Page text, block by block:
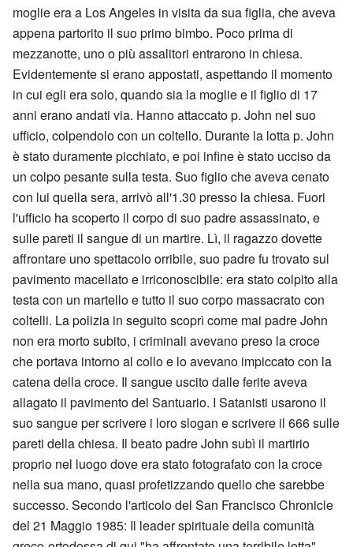
moglie era a Los Angeles in visita da sua figlia, che aveva
appena partorito il suo primo bimbo. Poco prima di
mezzanotte, uno o più assalitori entrarono in chiesa.
Evidentemente si erano appostati, aspettando il momento
in cui egli era solo, quando sia la moglie e il figlio di 17
anni erano andati via. Hanno attaccato p. John nel suo
ufficio, colpendolo con un coltello. Durante la lotta p. John
è stato duramente picchiato, e poi infine è stato ucciso da
un colpo pesante sulla testa. Suo figlio che aveva cenato
con lui quella sera, arrivò all'1.30 presso la chiesa. Fuori
l'ufficio ha scoperto il corpo di suo padre assassinato, e
sulle pareti il sangue di un martire. Lì, il ragazzo dovette
affrontare uno spettacolo orribile, suo padre fu trovato sul
pavimento macellato e irriconoscibile: era stato colpito alla
testa con un martello e tutto il suo corpo massacrato con
coltelli. La polizia in seguito scoprì come mai padre John
non era morto subito, i criminali avevano preso la croce
che portava intorno al collo e lo avevano impiccato con la
catena della croce. Il sangue uscito dalle ferite aveva
allagato il pavimento del Santuario. I Satanisti usarono il
suo sangue per scrivere i loro slogan e scrivere il 666 sulle
pareti della chiesa. Il beato padre John subì il martirio
proprio nel luogo dove era stato fotografato con la croce
nella sua mano, quasi profetizzando quello che sarebbe
successo. Secondo l'articolo del San Francisco Chronicle
del 21 Maggio 1985: Il leader spirituale della comunità